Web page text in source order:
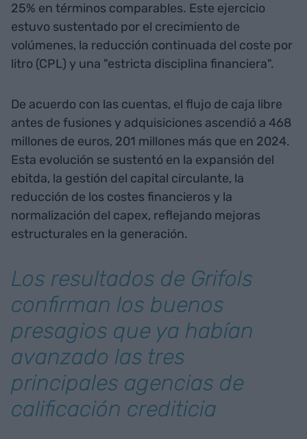
25% en términos comparables. Este ejercicio
estuvo sustentado por el crecimiento de
volúmenes, la reducción continuada del coste por
litro (CPL) y una "estricta disciplina financiera".
De acuerdo con las cuentas, el flujo de caja libre
antes de fusiones y adquisiciones ascendió a 468
millones de euros, 201 millones más que en 2024.
Esta evolución se sustentó en la expansión del
ebitda, la gestión del capital circulante, la
reducción de los costes financieros y la
normalización del capex, reflejando mejoras
estructurales en la generación.
Los resultados de Grifols
confirman los buenos
presagios que ya habían
avanzado las tres
principales agencias de
calificación crediticia